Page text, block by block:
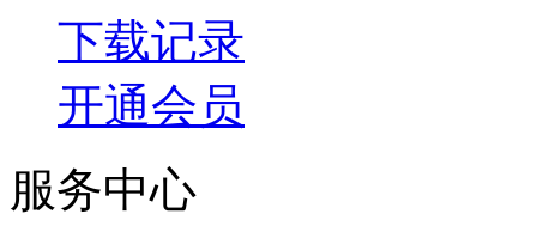
下载记录
开通会员
服务中心